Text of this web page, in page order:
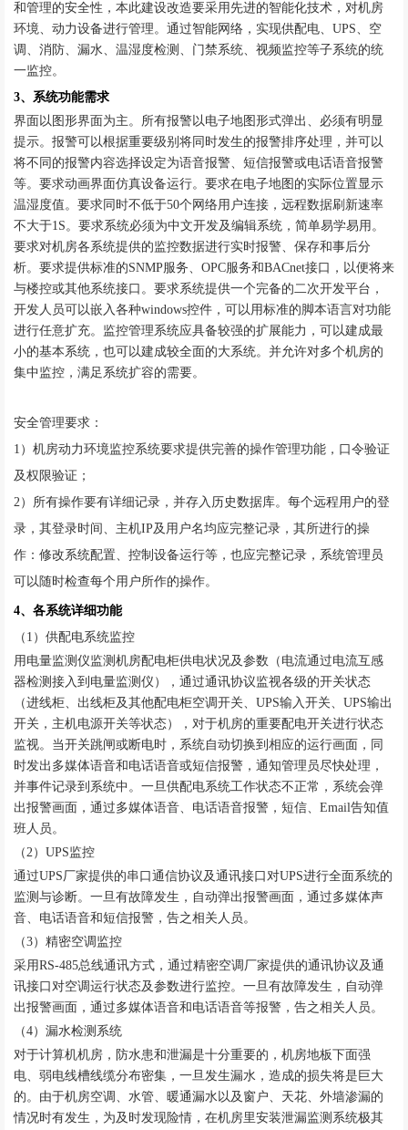
和管理的安全性，本此建设改造要采用先进的智能化技术，对机房
环境、动力设备进行管理。通过智能网络，实现供配电、 UPS、空
调、消防、漏水、温湿度检测、门禁系统、视频监控等子系统的统
一监控。
3、系统功能需求
界面以图形界面为主。所有报警以电子地图形式弹出、必须有明显
提示。报警可以根据重要级别将同时发生的报警排序处理，并可以
将不同的报警内容选择设定为语音报警、短信报警或电话语音报警
等。要求动画界面仿真设备运行。要求在电子地图的实际位置显示
温湿度值。要求同时不低于50个网络用户连接，远程数据刷新速率
不大于1S。要求系统必须为中文开发及编辑系统，简单易学易用。
要求对机房各系统提供的监控数据进行实时报警、保存和事后分
析。要求提供标准的SNMP服务、OPC服务和BACnet接口，以便将来
与楼控或其他系统接口。要求系统提供一个完备的二次开发平台，
开发人员可以嵌入各种windows控件，可以用标准的脚本语言对功能
进行任意扩充。监控管理系统应具备较强的扩展能力，可以建成最
小的基本系统，也可以建成较全面的大系统。并允许对多个机房的
集中监控，满足系统扩容的需要。
安全管理要求：
1）机房动力环境监控系统要求提供完善的操作管理功能，口令验证
及权限验证；
2）所有操作要有详细记录，并存入历史数据库。每个远程用户的登
录，其登录时间、主机IP及用户名均应完整记录，其所进行的操
作：修改系统配置、控制设备运行等，也应完整记录，系统管理员
可以随时检查每个用户所作的操作。
4、各系统详细功能
（ 1）供配电系统监控
用电量监测仪监测机房配电柜供电状况及参数（电流通过电流互感
器检测接入到电量监测仪），通过通讯协议监视各级的开关状态
（进线柜、出线柜及其他配电柜空调开关、 UPS输入开关、UPS输出
开关，主机电源开关等状态），对于机房的重要配电开关进行状态
监视。当开关跳闸或断电时，系统自动切换到相应的运行画面，同
时发出多媒体语音和电话语音或短信报警，通知管理员尽快处理，
并事件记录到系统中。一旦供配电系统工作状态不正常，系统会弹
出报警画面，通过多媒体语音、电话语音报警，短信、Email告知值
班人员。
（2）UPS监控
通过UPS厂家提供的串口通信协议及通讯接口对UPS进行全面系统的
监测与诊断。一旦有故障发生，自动弹出报警画面，通过多媒体声
音、电话语音和短信报警，告之相关人员。
（3）精密空调监控
采用RS-485总线通讯方式，通过精密空调厂家提供的通讯协议及通
讯接口对空调运行状态及参数进行监控。一旦有故障发生，自动弹
出报警画面，通过多媒体语音和电话语音等报警，告之相关人员。
（4）漏水检测系统
对于计算机机房，防水患和泄漏是十分重要的，机房地板下面强
电、弱电线槽线缆分布密集，一旦发生漏水，造成的损失将是巨大
的。由于机房空调、水管、暖通漏水以及窗户、天花、外墙渗漏的
情况时有发生，为及时发现险情，在机房里安装泄漏监测系统极其